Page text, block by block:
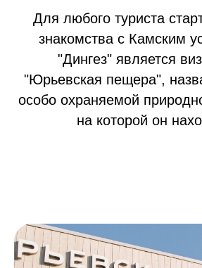
Для любого туриста
знакомства с Камским
"Дингез" является
"Юрьевская пещера",
особо охраняемой
на которой он